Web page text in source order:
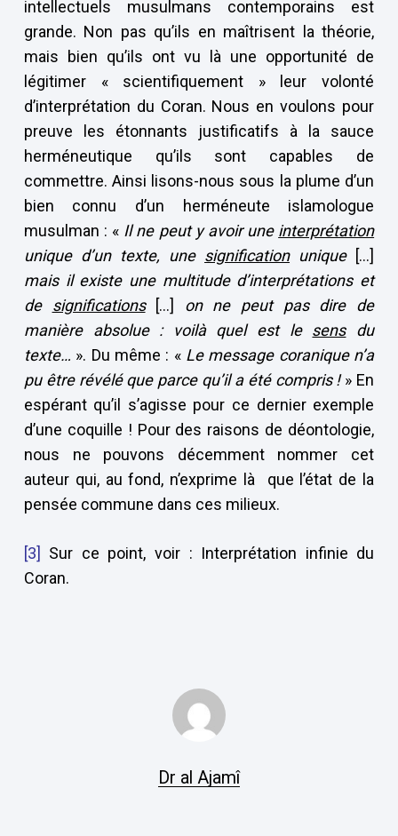
intellectuels musulmans contemporains est
grande. Non pas qu’ils en maîtrisent la théorie,
mais bien qu’ils ont vu là une opportunité de
légitimer « scientifiquement » leur volonté
d’interprétation du Coran. Nous en voulons pour
preuve les étonnants justificatifs à la sauce
herméneutique qu’ils sont capables de
commettre. Ainsi lisons-nous sous la plume d’un
bien connu d’un herméneute islamologue
musulman : « Il ne peut y avoir une interprétation
unique d’un texte, une significationunique […]
mais il existe une multitude d’interprétations et
de significations […] on ne peut pas dire de
manière absolue : voilà quel est le sensdu
texte… ». Du même : « Le message coranique n’a
pu être révélé que parce qu’il a été compris !» En
espérant qu’il s’agisse pour ce dernier exemple
d’une coquille ! Pour des raisons de déontologie,
nous ne pouvons décemment nommer cet
auteur qui, au fond, n’exprime là que l’état de la
pensée commune dans ces milieux.
[3]
Sur ce point, voir : Interprétation infinie du
Coran.
Dr al Ajamî